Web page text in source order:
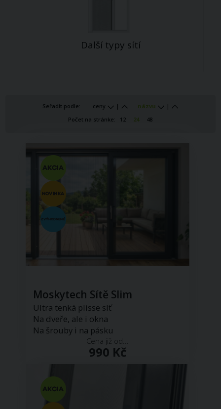
Další typy sítí
Seřadit podle: ceny | názvu
|
Počet na stránke: 12 24 48
Moskytech Sítě Slim
Ultra tenká plisse síť
Na dveře, ale i okna
Na šrouby i na pásku
Cena již od...
990 Kč